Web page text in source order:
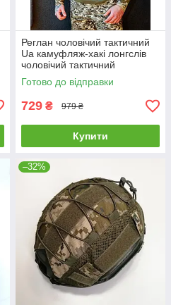
Реглан чоловічий тактичний
Ua камуфляж-хакі лонгслів
чоловічий тактичний
військовий армійський з
липучками
Готово до відправки
729 ₴ 979 ₴
Купити
–32%